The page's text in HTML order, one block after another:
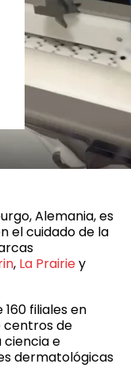
Alemania, es
el cuidado de la
, La Prairiey
filiales en
centros de
ciencia e
dermatológicas